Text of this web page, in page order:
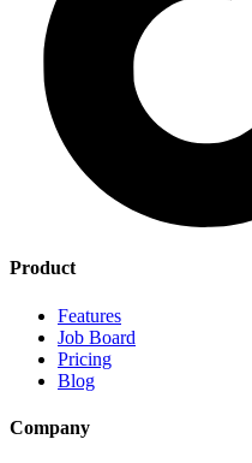
Product
Features
Job Board
Pricing
Blog
Company